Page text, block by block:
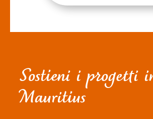
Sostieni i progetti
Mauritius